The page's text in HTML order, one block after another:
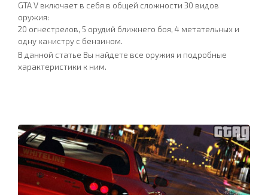
GTA V включает в себя в общей сложности 30 видов
оружия:
20 огнестрелов, 5 орудий ближнего боя, 4 метательных и
одну канистру с бензином.
В данной статье Вы найдете все оружия и подробные
характеристики к ним.